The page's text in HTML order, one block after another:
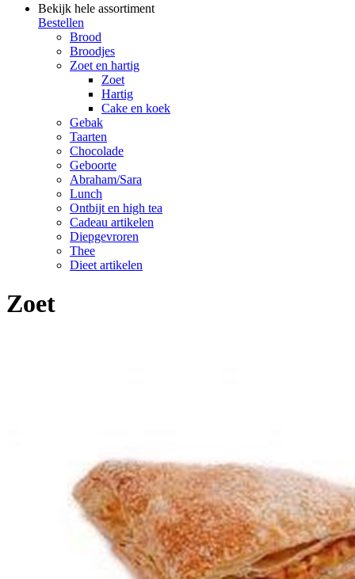
Bekijk hele assortiment
Bestellen
Brood
Broodjes
Zoet en hartig
Zoet
Hartig
Cake en koek
Gebak
Taarten
Chocolade
Geboorte
Abraham/Sara
Lunch
Ontbijt en high tea
Cadeau artikelen
Diepgevroren
Thee
Dieet artikelen
Zoet